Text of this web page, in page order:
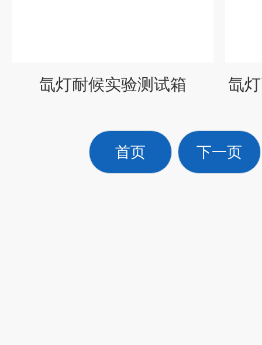
氙灯耐候实验测试箱 氙
首页 下一页